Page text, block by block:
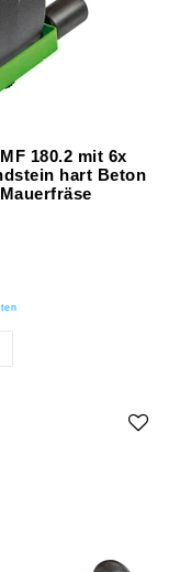
180.2 mit 6x
hart Beton